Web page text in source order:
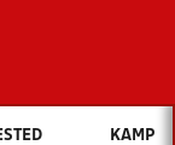
du søge efter?
KAMP